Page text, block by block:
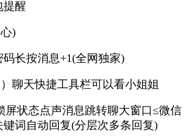
提醒
)
长按消息+1(全网独家)
聊天快捷工具栏可以看小姐姐
屏状态点声消息跳转聊大窗口≤微信
词自动回复(分层次多条回复)